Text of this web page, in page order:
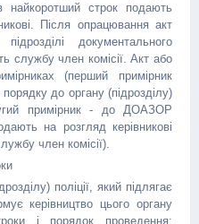
найкоротший строк подають
Після опрацювання акт
документального
службу член комісії. Акт або
(перший примірник
до органу (підрозділу)
примірник - до ДОАЗОР
на розгляд керівникові
член комісії).
поліції, який підлягає
керівництво цього органу
і порядок проведення;